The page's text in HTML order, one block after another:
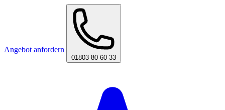
Angebot anfordern
01803 80 60 33